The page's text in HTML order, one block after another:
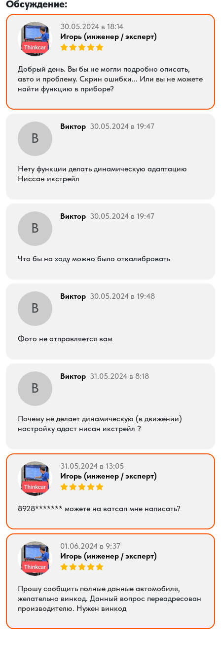
Обсуждение:
Игорь (инженер / эксперт)
30.05.2024 в 18:14
Добрый день. Вы бы не могли подробно описать,
авто и проблему. Скрин ошибки... Или вы не можете
найти функцию в приборе?
В
Виктор 30.05.2024 в 19:47
Нету функции делать динамическую адаптацию
Ниссан икстрейл
В
Виктор 30.05.2024 в 19:47
Что бы на ходу можно было откалибровать
В
Виктор 30.05.2024 в 19:48
Фото не отправляется вам
В
Виктор 31.05.2024 в 8:18
Почему не делает динамическую (в движении)
настройку адаст нисан икстрейл ?
Игорь (инженер / эксперт)
31.05.2024 в 13:05
8928******* можете на ватсап мне написать?
Игорь (инженер / эксперт)
01.06.2024 в 9:37
Прошу сообщить полные данные автомобиля,
желательно винкод. Данный вопрос переадресован
производителю. Нужен винкод